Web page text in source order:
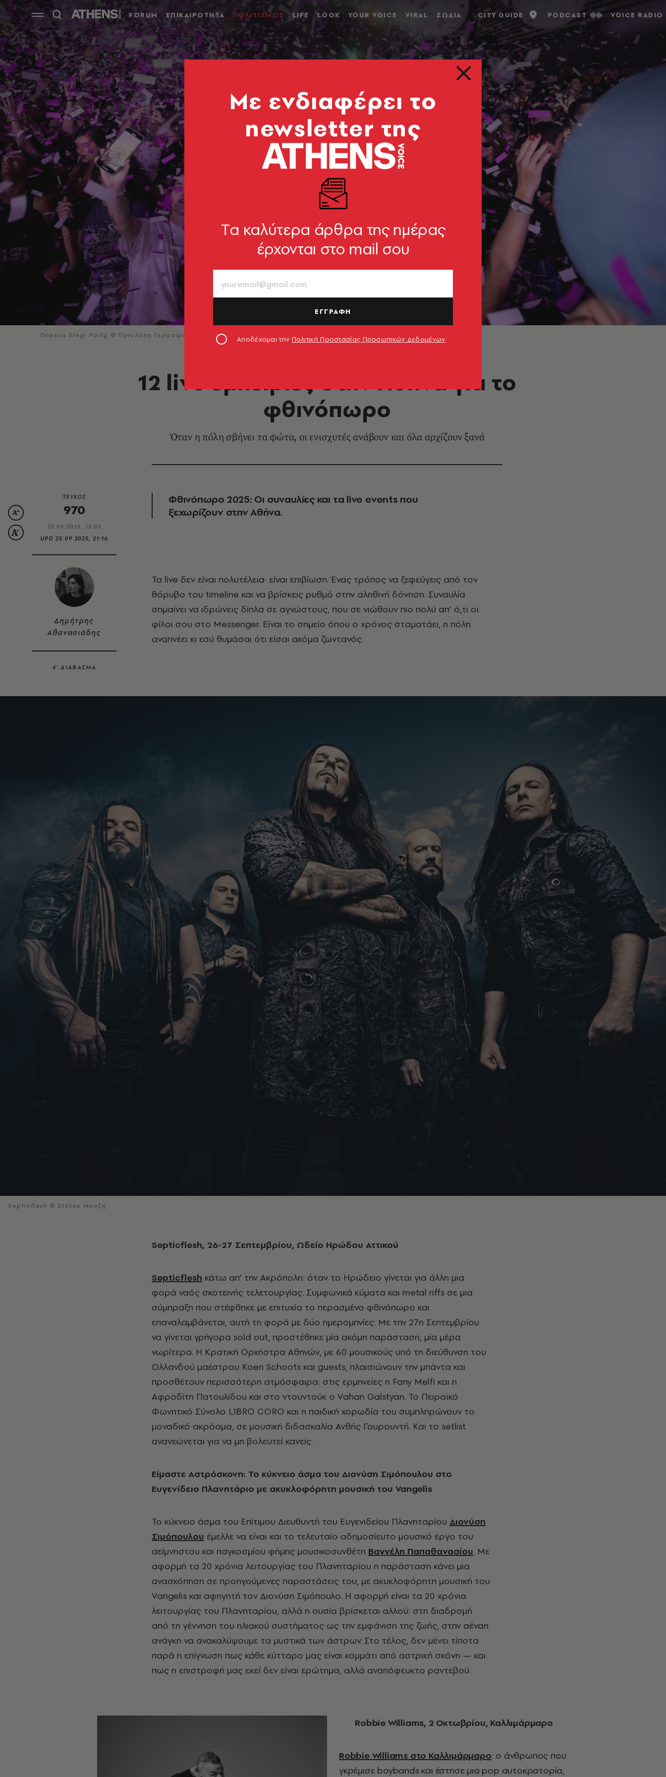
FORUM ΕΠΙΚΑΙΡΟΤΗΤΑ ΠΟΛΙΤΙΣΜΟΣ LIFE LOOK YOUR VOICE VIRAL ΖΩΔΙΑ CITY GUIDE PODCAST VOICE RADIO
Onassis Stegi Party © Πηνελόπη Γερασίμου
12 live εμπειρίες στην Αθήνα για το
φθινόπωρο
Όταν η πόλη σβήνει τα φώτα, οι ενισχυτές ανάβουν και όλα αρχίζουν ξανά
ΤΕΥΧΟΣ
970
25.09.2025, 13:05
UPD25.09.2025, 21:16
Δημήτρης
Αθανασιάδης
4’ ΔΙΑΒΑΣΜΑ
Φθινόπωρο 2025: Οι συναυλίες και τα live events που
ξεχωρίζουν στην Αθήνα.
Τα live δεν είναι πολυτέλεια· είναι επιβίωση. Ένας τρόπος να ξεφεύγεις από τον
θόρυβο του timeline και να βρίσκεις ρυθμό στην αληθινή δόνηση. Συναυλία
σημαίνει να ιδρώνεις δίπλα σε αγνώστους, που σε νιώθουν πιο πολύ απ’ ό,τι οι
φίλοι σου στο Messenger. Είναι το σημείο όπου ο χρόνος σταματάει, η πόλη
αναπνέει κι εσύ θυμάσαι ότι είσαι ακόμα ζωντανός.
Septicflesh © Στέλλα Μουζή
Septicflesh, 26-27 Σεπτεμβρίου, Ωδείο Ηρώδου Αττικού
Septicflesh κάτω απ’ την Ακρόπολη: όταν το Ηρώδειο γίνεται για άλλη μια
φορά ναός σκοτεινής τελετουργίας. Συμφωνικά κύματα και metal riffs σε μια
σύμπραξη που στέφθηκε με επιτυχία το περασμένο φθινόπωρο και
επαναλαμβάνεται, αυτή τη φορά με δύο ημερομηνίες. Με την 27η Σεπτεμβρίου
να γίνεται γρήγορα sold out, προστέθηκε μία ακόμη παράσταση, μία μέρα
νωρίτερα. Η Κρατική Ορχήστρα Αθηνών, με 60 μουσικούς υπό τη διεύθυνση του
Oλλανδού μαέστρου Koen Schoots και guests, πλαισιώνουν την μπάντα και
προσθέτουν περισσότερη ατμόσφαιρα: στις ερμηνείες η Fany Melfi και η
Αφροδίτη Πατουλίδου και στο ντουντούκ ο Vahan Galstyan. Το Πειραϊκό
Φωνητικό Σύνολο LIBRO CORO και η παιδική χορωδία του συμπληρώνουν το
μοναδικό ακρόαμα, σε μουσική διδασκαλία Ανθής Γουρουντή. Και το setlist
ανανεώνεται για να μη βολευτεί κανείς.
Είμαστε Αστρόσκονη: Το κύκνειο άσμα του Διονύση Σιμόπουλου στο
Ευγενίδειο Πλανητάριο με ακυκλοφόρητη μουσική του Vangelis
Το κύκνειο άσμα του Επίτιμου Διευθυντή του Ευγενιδείου Πλανηταρίου Διονύση
Σιμόπουλου έμελλε να είναι και το τελευταίο αδημοσίευτο μουσικό έργο του
αείμνηστου και παγκοσμίου φήμης μουσικοσυνθέτη Βαγγέλη Παπαθανασίου. Με
αφορμή τα 20 χρόνια λειτουργίας του Πλανηταρίου η παράσταση κάνει μια
ανασκόπηση σε προηγούμενες παραστάσεις του, με ακυκλοφόρητη μουσική του
Vangelis και αφηγητή τον Διονύση Σιμόπουλο. Η αφορμή είναι τα 20 χρόνια
λειτουργίας του Πλανηταρίου, αλλά η ουσία βρίσκεται αλλού: στη διαδρομή
από τη γέννηση του ηλιακού συστήματος ως την εμφάνιση της ζωής, στην αέναη
ανάγκη να ανακαλύψουμε τα μυστικά των άστρων. Στο τέλος, δεν μένει τίποτα
παρά η επίγνωση πως κάθε κύτταρο μας είναι κομμάτι από αστρική σκόνη — και
πως η επιστροφή μας εκεί δεν είναι ερώτημα, αλλά αναπόφευκτο ραντεβού.
Robbie Williams, 2 Οκτωβρίου, Καλλιμάρμαρο
Robbie Williams στο Καλλιμάρμαρο: ο άνθρωπος που
γκρέμισε boybands και έστησε μια pop αυτοκρατορία,
Mε ενδιαφέρει το
newsletter της
Tα καλύτερα άρθρα της ημέρας
έρχονται στο mail σου
ΕΓΓΡΑΦΗ
Αποδέχομαι την Πολιτική Προστασίας Προσωπικών Δεδομένων